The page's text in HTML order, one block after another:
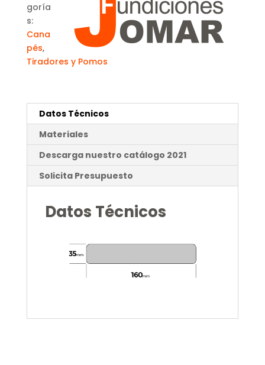
goría
s:
Cana
pés,
Tiradores y Pomos
Datos Técnicos
Materiales
Descarga nuestro catálogo 2021
Solicita Presupuesto
Datos Técnicos